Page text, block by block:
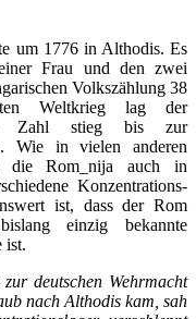
um 1776 in Althodis. Es
Frau und den zwei
Volkszählung 38
Weltkrieg lag der
Zahl stieg bis zur
Wie in vielen anderen
die Rom_nija auch in
Konzentrations-
ist, dass der Rom
einzig bekannte
ist.
deutschen Wehrmacht
nach Althodis kam, sah